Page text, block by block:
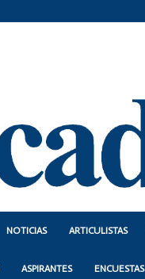
NOTICIAS ARTICULISTAS
ASPIRANTES ENCUESTAS